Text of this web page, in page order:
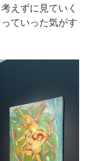
えずに見ていく
ていった気がす